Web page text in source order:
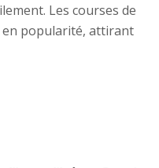
Les courses de
popularité, attirant